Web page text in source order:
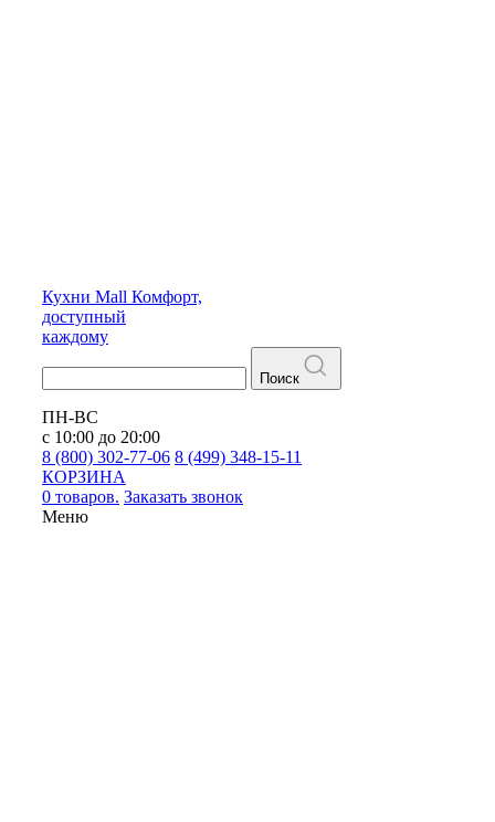
Кухни Mall Комфорт,
доступный
каждому
Поиск
ПН-ВС
с 10:00 до 20:00
8 (800) 302-77-06 8 (499) 348-15-11
КОРЗИНА
0 товаров. Заказать звонок
Меню